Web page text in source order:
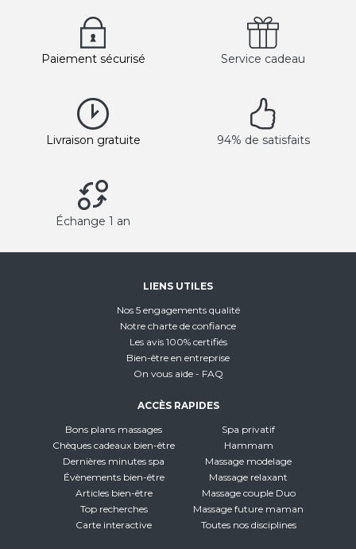
Paiement sécurisé Service cadeau
Livraison gratuite 94% de satisfaits
Échange 1 an
LIENS UTILES
Nos 5 engagements qualité
Notre charte de confiance
Les avis 100% certifiés
Bien-être en entreprise
On vous aide - FAQ
ACCÈS RAPIDES
Bons plans massages
Chèques cadeaux bien-être
Dernières minutes spa
Évènements bien-être
Articles bien-être
Top recherches
Carte interactive
Spa privatif
Hammam
Massage modelage
Massage relaxant
Massage couple Duo
Massage future maman
Toutes nos disciplines